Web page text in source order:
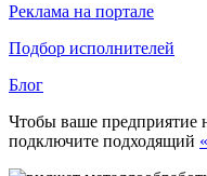
Реклама на портале
Подбор исполнителей
Блог
Чтобы ваше предприятие
подключите подходящий